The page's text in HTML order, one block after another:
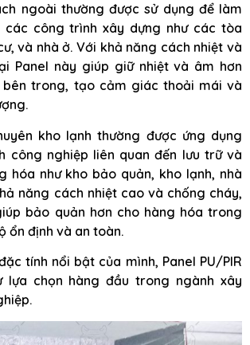
ngoài thường được sử dụng để làm
các công trình xây dựng như các tòa
và nhà ở. Với khả năng cách nhiệt và
Panel này giúp giữ nhiệt và âm hơn
bên trong, tạo cảm giác thoải mái và
kho lạnh thường được ứng dụng
công nghiệp liên quan đến lưu trữ và
hóa như kho bảo quản, kho lạnh, nhà
năng cách nhiệt cao và chống cháy,
bảo quản hơn cho hàng hóa trong
ổn định và an toàn.
tính nổi bật của mình, Panel PU/PIR
lựa chọn hàng đầu trong ngành xây